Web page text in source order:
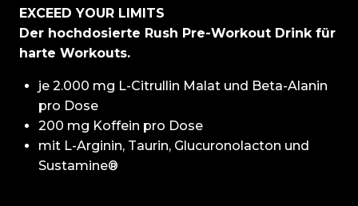
EXCEED YOUR LIMITS
Der hochdosierte Rush Pre-Workout Drink für
harte Workouts.
je 2.000 mg L-Citrullin Malat und Beta-Alanin
pro Dose
200 mg Koffein pro Dose
mit L-Arginin, Taurin, Glucuronolacton und
Sustamine®